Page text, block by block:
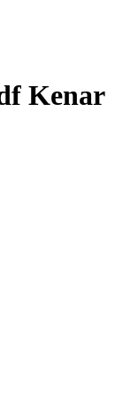
Kenar